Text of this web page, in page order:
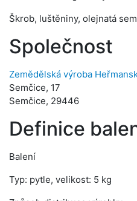
Škrob, luštěniny, olejnatá
Společnost
Zemědělská výroba
Semčice, 17
Semčice, 29446
Definice
Balení
Typ: pytle, velikost: 5 kg